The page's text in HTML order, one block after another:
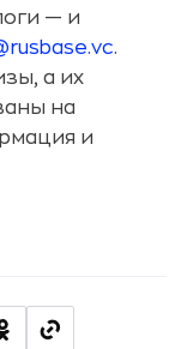
— и
.
а их
на
и